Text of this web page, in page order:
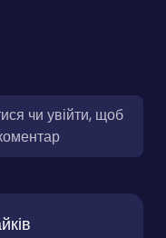
чи увійти, щоб